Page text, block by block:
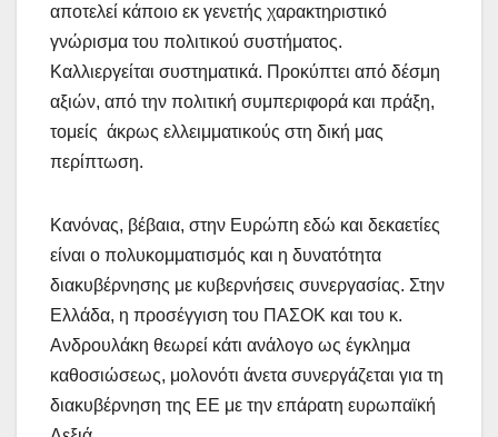
αποτελεί κάποιο εκ γενετής χαρακτηριστικό
γνώρισμα του πολιτικού συστήματος.
Καλλιεργείται συστηματικά. Προκύπτει από δέσμη
αξιών, από την πολιτική συμπεριφορά και πράξη,
τομείς άκρως ελλειμματικούς στη δική μας
περίπτωση.
Κανόνας, βέβαια, στην Ευρώπη εδώ και δεκαετίες
είναι ο πολυκομματισμός και η δυνατότητα
διακυβέρνησης με κυβερνήσεις συνεργασίας. Στην
Ελλάδα, η προσέγγιση του ΠΑΣΟΚ και του κ.
Ανδρουλάκη θεωρεί κάτι ανάλογο ως έγκλημα
καθοσιώσεως, μολονότι άνετα συνεργάζεται για τη
διακυβέρνηση της ΕΕ με την επάρατη ευρωπαϊκή